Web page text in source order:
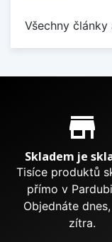
Všechny
Proč store_mall_directory
Skladem je
Tisíce produktů
přímo v
Objednáte
zítra.